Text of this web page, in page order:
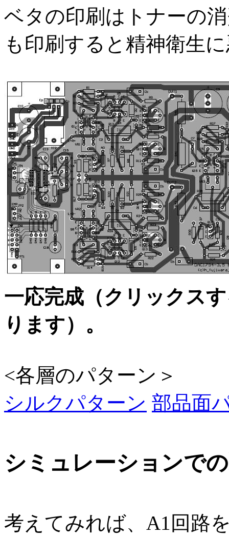
ベタの印刷はトナーの
も印刷すると精神衛生
一応完成（クリックス
ります）。
<各層のパターン＞
シルクパターン 部品面
シミュレーションで
考えてみれば、A1回路